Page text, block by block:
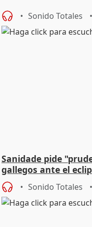
Sonido Totales
Sanidade pide
gallegos ante el
Sonido Totales